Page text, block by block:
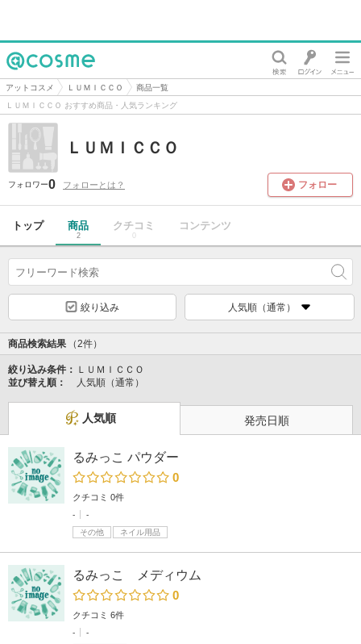
@cosme
アットコスメ ＬＵＭＩＣＣＯ
商品一覧
ＬＵＭＩＣＣＯ おすすめ商品・人気ランキング
ＬＵＭＩＣＣＯ
フォロワー0 フォローとは？ フォロー
トップ 商品
2
クチコミ
0
コンテンツ
絞り込み 人気順（通常）
商品検索結果 （2件）
絞り込み条件： ＬＵＭＩＣＣＯ
並び替え順：
人気順（通常）
人気順 発売日順
るみっこ パウダー
0
クチコミ 0件
-
-
その他
ネイル用品
るみっこ メディウム
0
クチコミ 6件
-
-